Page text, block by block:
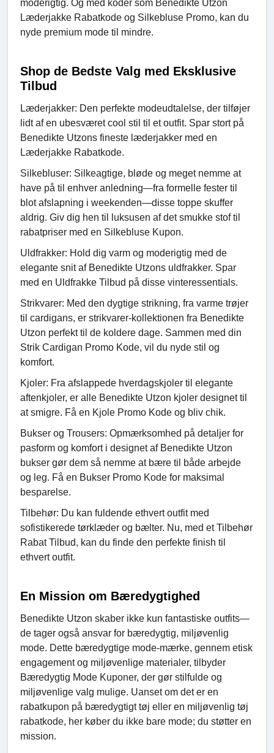
moderigtig. Og med koder som Benedikte Utzon
Læderjakke Rabatkode og Silkebluse Promo, kan du
nyde premium mode til mindre.
Shop de Bedste Valg med Eksklusive
Tilbud
Læderjakker: Den perfekte modeudtalelse, der tilføjer
lidt af en ubesværet cool stil til et outfit. Spar stort på
Benedikte Utzons fineste læderjakker med en
Læderjakke Rabatkode.
Silkebluser: Silkeagtige, bløde og meget nemme at
have på til enhver anledning—fra formelle fester til
blot afslapning i weekenden—disse toppe skuffer
aldrig. Giv dig hen til luksusen af det smukke stof til
rabatpriser med en Silkebluse Kupon.
Uldfrakker: Hold dig varm og moderigtig med de
elegante snit af Benedikte Utzons uldfrakker. Spar
med en Uldfrakke Tilbud på disse vinteressentials.
Strikvarer: Med den dygtige strikning, fra varme trøjer
til cardigans, er strikvarer-kollektionen fra Benedikte
Utzon perfekt til de koldere dage. Sammen med din
Strik Cardigan Promo Kode, vil du nyde stil og
komfort.
Kjoler: Fra afslappede hverdagskjoler til elegante
aftenkjoler, er alle Benedikte Utzon kjoler designet til
at smigre. Få en Kjole Promo Kode og bliv chik.
Bukser og Trousers: Opmærksomhed på detaljer for
pasform og komfort i designet af Benedikte Utzon
bukser gør dem så nemme at bære til både arbejde
og leg. Få en Bukser Promo Kode for maksimal
besparelse.
Tilbehør: Du kan fuldende ethvert outfit med
sofistikerede tørklæder og bælter. Nu, med et Tilbehør
Rabat Tilbud, kan du finde den perfekte finish til
ethvert outfit.
En Mission om Bæredygtighed
Benedikte Utzon skaber ikke kun fantastiske outfits—
de tager også ansvar for bæredygtig, miljøvenlig
mode. Dette bæredygtige mode-mærke, gennem etisk
engagement og miljøvenlige materialer, tilbyder
Bæredygtig Mode Kuponer, der gør stilfulde og
miljøvenlige valg mulige. Uanset om det er en
rabatkupon på bæredygtigt tøj eller en miljøvenlig tøj
rabatkode, her køber du ikke bare mode; du støtter en
mission.